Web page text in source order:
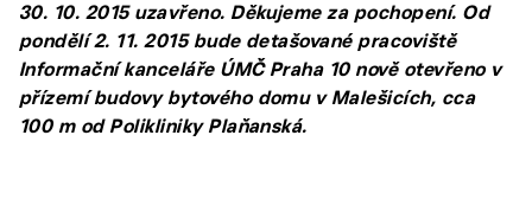
30. 10. 2015 uzavřeno. Děkujeme za pochopení. Od
pondělí 2. 11. 2015 bude detašované pracoviště
Informační kanceláře ÚMČ Praha 10 nově otevřeno v
přízemí budovy bytového domu v Malešicích, cca
100 m od Polikliniky Plaňanská.